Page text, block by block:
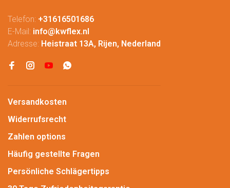
Telefon: +31616501686
E-Mail: info@kwflex.nl
Adresse: Heistraat 13A, Rijen, Nederland
Versandkosten
Widerrufsrecht
Zahlen options
Häufig gestellte Fragen
Persönliche Schlägertipps